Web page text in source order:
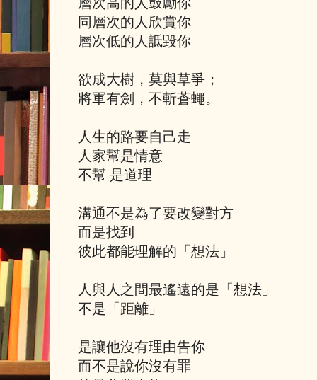
同層次的人欣賞你
層次低的人詆毀你
欲成大樹，莫與草爭；
將軍有劍，不斬蒼蠅。
人生的路要自己走
人家幫是情意
不幫 是道理
溝通不是為了要改變對方
而是找到
彼此都能理解的「想法」
人與人之間最遙遠的是「想法」
不是「距離」
是讓他沒有理由告你
而不是說你沒有罪